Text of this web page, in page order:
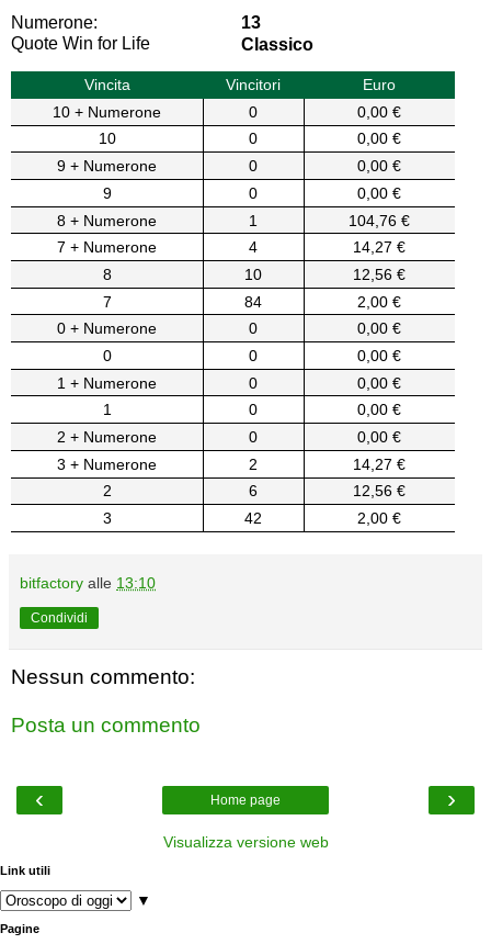
Numerone:
13
Quote Win for Life
Classico
Vincita Vincitori
Euro
10 + Numerone
0
0,00 €
10
0
0,00 €
9 + Numerone
0
0,00 €
9
0
0,00 €
8 + Numerone
1
104,76 €
7 + Numerone
4
14,27 €
8
10
12,56 €
7
84
2,00 €
0 + Numerone
0
0,00 €
0
0
0,00 €
1 + Numerone
0
0,00 €
1
0
0,00 €
2 + Numerone
0
0,00 €
3 + Numerone
2
14,27 €
2
6
12,56 €
3
42 2,00 €
bitfactory alle 13:10
Condividi
Nessun commento:
Posta un commento
‹ ›
Home page
Visualizza versione web
Link utili
▼
Pagine